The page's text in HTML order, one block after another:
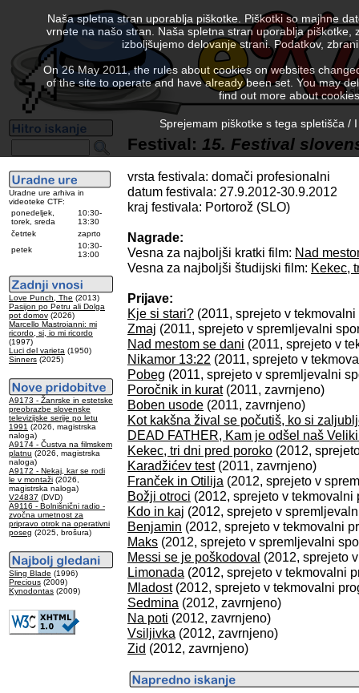
Uradne ure arhiva in
videoteke CTF:
ponedeljek,
torek, sreda
10:30-
13:30
četrtek
zaprto
petek
10:30-
13:00
Love Punch, The (2013)
Pasijon po Petru ali Dolga
pot domov (2026)
Marcello Mastroianni: mi
ricordo, si, io mi ricordo
(1997)
Luci del varieta (1950)
Sinners (2025)
A9173 - Žanrske in estetske
preobrazbe slovenske
televizijske serije po letu
1991 (2026, magistrska
naloga)
A9174 - Čustva na filmskem
platnu (2026, magistrska
naloga)
A9172 - Nekaj, kar se rodi
le v montaži (2026,
magistrska naloga)
V24837 (DVD)
A9116 - Bolnišnični radio -
zvočna umetnost za
pripravo otrok na operativni
poseg (2025, brošura)
Sling Blade (1996)
Precious (2009)
Kynodontas (2009)
Festival: 15. Festival
vrsta festivala: domači profesionalni
datum festivala: 27.9.2012-30.9.2012
kraj festivala: Portorož (SLO)
Nagrade:
Vesna za najboljši kratki film: Nad
Vesna za najboljši študijski film: Kekec,
Prijave:
Kje si stari? (2011, sprejeto v
Zmaj (2011, sprejeto v spremljevalni
Nad mestom se dani (2011, sprejeto v
Nikamor 13:22 (2011, sprejeto v
Pobeg (2011, sprejeto v spremljevalni
Poročnik in kurat(2011, zavrnjeno)
Boben usode (2011, zavrnjeno)
Kot kakšna žival se počutiš, ko si
DEAD FATHER, Kam je odšel naš
Kekec, tri dni pred poroko (2012,
Karadžićev test(2011, zavrnjeno)
Franček in Otilija (2012, sprejeto v
Božji otroci (2012, sprejeto v tekmovalni
Kdo in kaj (2012, sprejeto v
Benjamin (2012, sprejeto v tekmovalni
Maks (2012, sprejeto v spremljevalni
Messi se je poškodoval (2012, sprejeto
Limonada (2012, sprejeto v tekmovalni
Mladost(2012, sprejeto v tekmovalni
Sedmina (2012, zavrnjeno)
Na poti (2012, zavrnjeno)
Vsiljivka (2012, zavrnjeno)
Zid (2012, zavrnjeno)
Naša spletna stran uporablja piškotke. Piškotki so majhne
vrnete na našo stran. Naša spletna stran uporablja
izboljšujemo delovanje strani. Podatkov,
On 26 May 2011, the rules about cookies on websites
of the site to operate and have already been set. You may
find out more about
Sprejemam piškotke s tega spletišča /